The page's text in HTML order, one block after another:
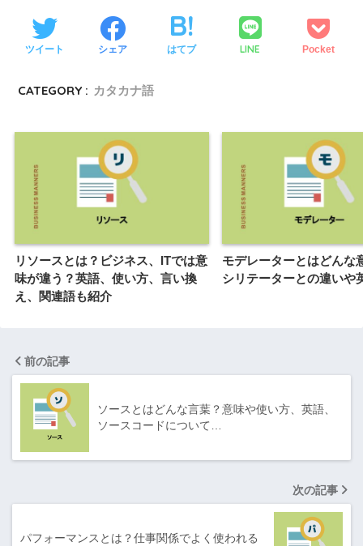
ツイート シェア はてブ LINE Pocket
CATEGORY : カタカナ語
リソースとは？ビジネス、ITでは意
味が違う？英語、使い方、言い換
え、関連語も紹介
モデレーターとはどんな
シリテーターとの違いや
前の記事
ソースとはどんな言葉？意味や使い方、英語、
ソースコードについて…
次の記事
パフォーマンスとは？仕事関係でよく使われる